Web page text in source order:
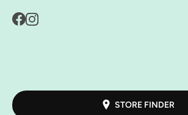
STORE FINDER